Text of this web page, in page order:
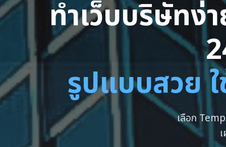
ทำเว็บบริษัทง่
รูปแบบสวย
เลือก